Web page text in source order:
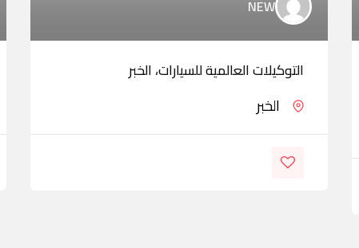
NEW
التوكيلات العالمية للسيارات، الخبر
الخبر